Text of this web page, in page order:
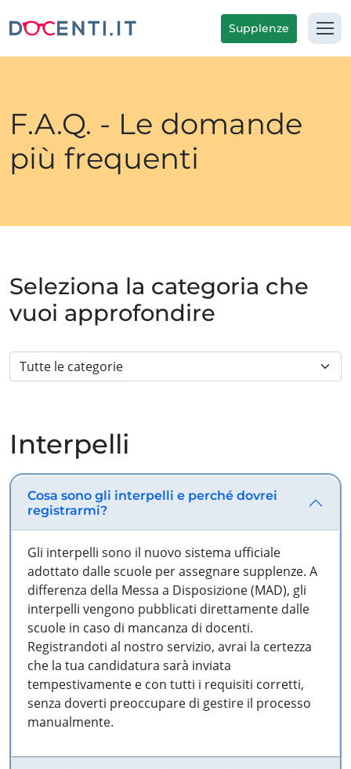
Supplenze
F.A.Q. - Le domande
più frequenti
Seleziona la categoria che
vuoi approfondire
Interpelli
Cosa sono gli interpelli e perché dovrei
registrarmi?
Gli interpelli sono il nuovo sistema ufficiale
adottato dalle scuole per assegnare supplenze. A
differenza della Messa a Disposizione (MAD), gli
interpelli vengono pubblicati direttamente dalle
scuole in caso di mancanza di docenti.
Registrandoti al nostro servizio, avrai la certezza
che la tua candidatura sarà inviata
tempestivamente e con tutti i requisiti corretti,
senza doverti preoccupare di gestire il processo
manualmente.